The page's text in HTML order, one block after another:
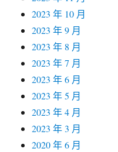
2023 年 10 月
2023 年 9 月
2023 年 8 月
2023 年 7 月
2023 年 6 月
2023 年 5 月
2023 年 4 月
2023 年 3 月
2020 年 6 月